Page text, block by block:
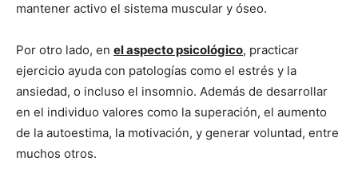
mantener activo el sistema muscular y óseo.
Por otro lado, en el aspecto psicológico, practicar
ejercicio ayuda con patologías como el estrés y la
ansiedad, o incluso el insomnio. Además de desarrollar
en el individuo valores como la superación, el aumento
de la autoestima, la motivación, y generar voluntad, entre
muchos otros.